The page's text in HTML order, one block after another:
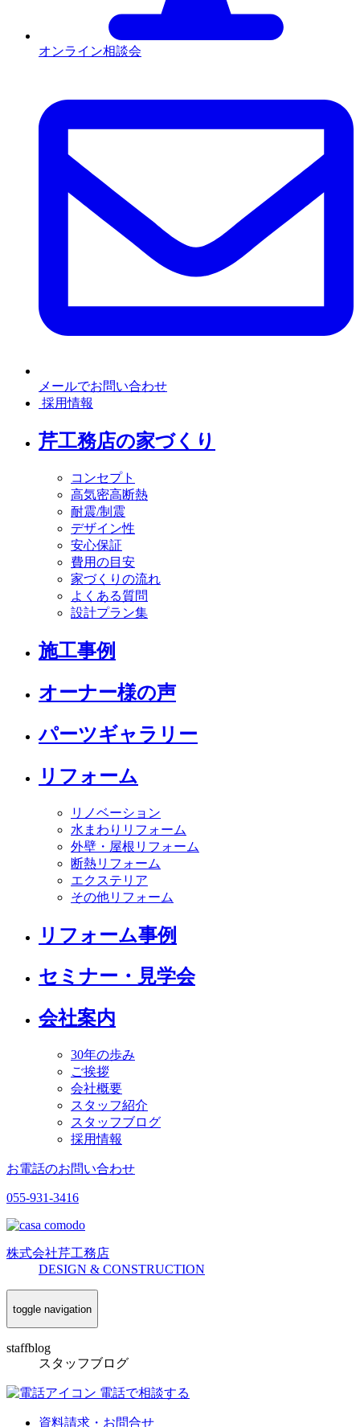
オンライン相談会
メールでお問い合わせ
採用情報
芹工務店の家づくり
コンセプト
高気密高断熱
耐震/制震
デザイン性
安心保証
費用の目安
家づくりの流れ
よくある質問
設計プラン集
施工事例
オーナー様の声
パーツギャラリー
リフォーム
リノベーション
水まわりリフォーム
外壁・屋根リフォーム
断熱リフォーム
エクステリア
その他リフォーム
リフォーム事例
セミナー・見学会
会社案内
30年の歩み
ご挨拶
会社概要
スタッフ紹介
スタッフブログ
採用情報
お電話のお問い合わせ
055-931-3416
株式会社芹工務店
DESIGN & CONSTRUCTION
toggle navigation
staffblog
スタッフブログ
電話で相談する
資料請求・お問合せ